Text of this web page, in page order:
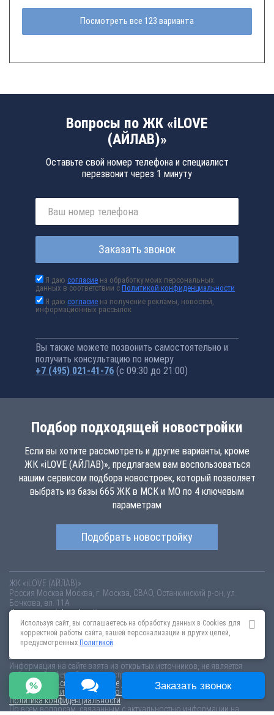
Посмотреть все 123 варианта
Вопросы по ЖК «iLOVE
(АЙЛАВ)»
Оставьте свой номер телефона и специалист
перезвонит через 1 минуту
Заказать звонок
Я даюсогласие на обработку моих персональных
данных в соответствии сПолитикой конфиденциальности
Я даюсогласие на получение рекламы, новостей,
информационных рассылок
Вы также можете позвонить самостоятельно и
получить консультацию по номеру
+7 (495) 021-41-76 (с 09:30 до 21:00)
Подбор подходящей новостройки
Если вы хотите рассмотреть и другие варианты, кроме
ЖК «iLOVE (АЙЛАВ)», предлагаем вам воспользоваться
нашим сервисом подбора новостроек, который позволяет
выбрать из базы 665 ЖК в МСК и МО по 4 ключевым
параметрам
Подобрать новостройку
ЖК «iLOVE (АЙЛАВ)»
Россия Москва Москва, г. Москва, СВАО, Останкинский р-он, ул.
Бочкова, вл. 11А
ilove.novopoisk.msk.ruКупить квартиру в новом жилом комплексе
«iLOVE (АЙЛАВ)» от «Кортрос» в Останкинском районе. Квартиры
различных планировок от 18.55 млн рублей!
Информация на сайте взята из открытых источников, не является
публичной офертой и распространяется для ознакомления.
Пользовательское соглашение
Соглашение о размещении
Пояснение об информационно-рекламном характере сведений
Политика конфиденциальности
По всем вопросам, связанным с актуальностью информации на
Используя сайт, вы соглашаетесь на обработку данных в Cookies для
корректной работы сайта, вашей персонализации и других целей,
предусмотренных Политикой
Заказать звонок